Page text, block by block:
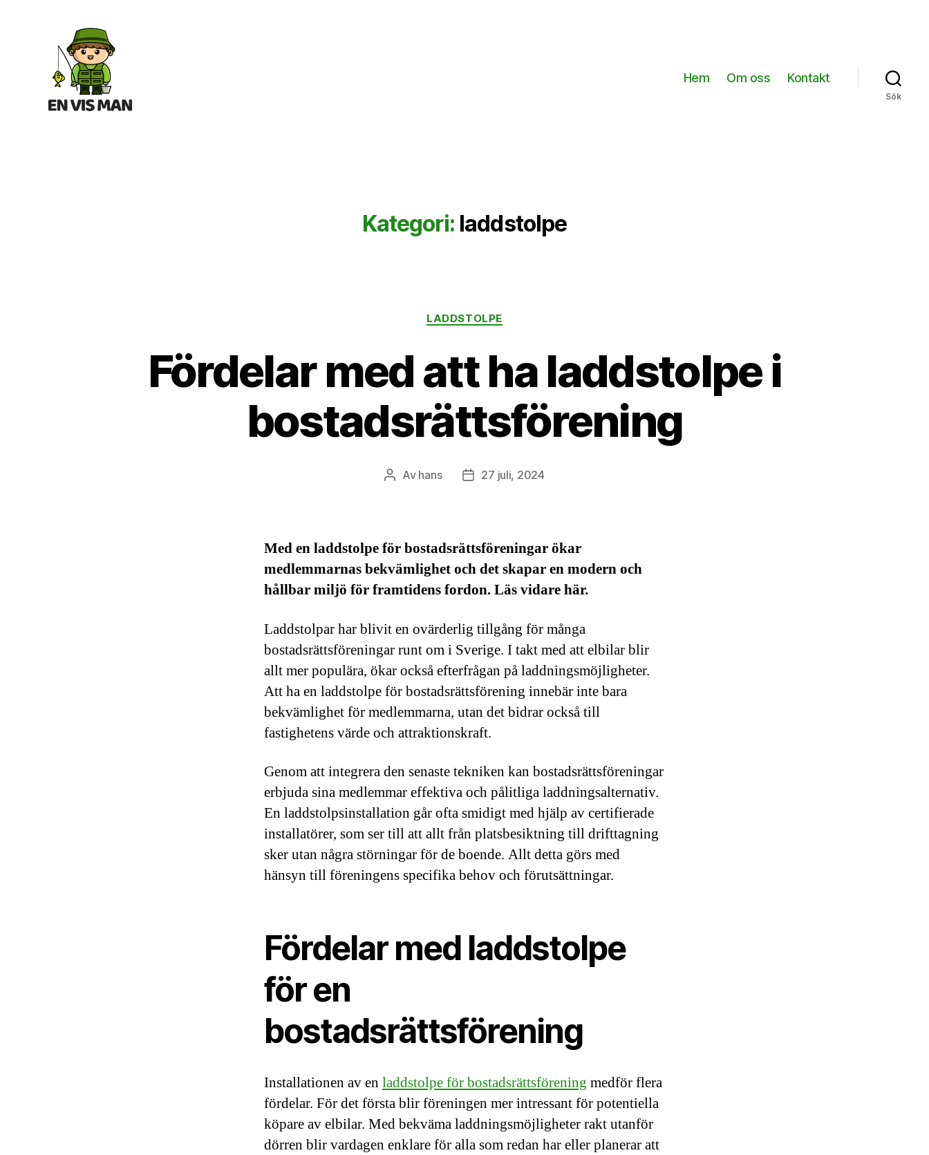
Hem Om oss Kontakt
Sök
Kategori: laddstolpe
Kategorier
LADDSTOLPE
Fördelar med att ha laddstolpe i
bostadsrättsförening
Inläggsförfattare
Av hans Inläggsdatum
27 juli, 2024
Med en laddstolpe för bostadsrättsföreningar ökar
medlemmarnas bekvämlighet och det skapar en modern och
hållbar miljö för framtidens fordon. Läs vidare här.
Laddstolpar har blivit en ovärderlig tillgång för många
bostadsrättsföreningar runt om i Sverige. I takt med att elbilar blir
allt mer populära, ökar också efterfrågan på laddningsmöjligheter.
Att ha en laddstolpe för bostadsrättsförening innebär inte bara
bekvämlighet för medlemmarna, utan det bidrar också till
fastighetens värde och attraktionskraft.
Genom att integrera den senaste tekniken kan bostadsrättsföreningar
erbjuda sina medlemmar effektiva och pålitliga laddningsalternativ.
En laddstolpsinstallation går ofta smidigt med hjälp av certifierade
installatörer, som ser till att allt från platsbesiktning till drifttagning
sker utan några störningar för de boende. Allt detta görs med
hänsyn till föreningens specifika behov och förutsättningar.
Fördelar med laddstolpe
för en
bostadsrättsförening
Installationen av en laddstolpe för bostadsrättsförening medför flera
fördelar. För det första blir föreningen mer intressant för potentiella
köpare av elbilar. Med bekväma laddningsmöjligheter rakt utanför
dörren blir vardagen enklare för alla som redan har eller planerar att